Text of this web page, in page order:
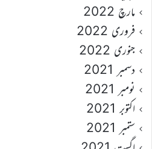
مارچ 2022
فروری 2022
جنوری 2022
دسمبر 2021
نومبر 2021
اکتوبر 2021
ستمبر 2021